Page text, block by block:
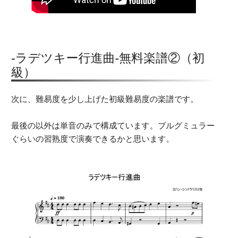
-ラデツキー行進曲-無料楽譜②（初
級）
次に、難易度を少し上げた初級難易度の楽譜です。
最後の以外は単音のみで構成ています。ブルグミュラー
ぐらいの習熟度で演奏できるかと思います。